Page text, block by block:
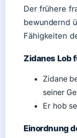
Der frühere
bewundernd
Fähigkeiten
Zidanes Lob
Zidane
seiner
Er hob
Einordnung